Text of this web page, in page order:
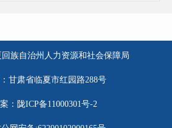
族自治州人力资源和社会保障局
甘肃省临夏市红园路288号
：陇ICP备11000301号-2